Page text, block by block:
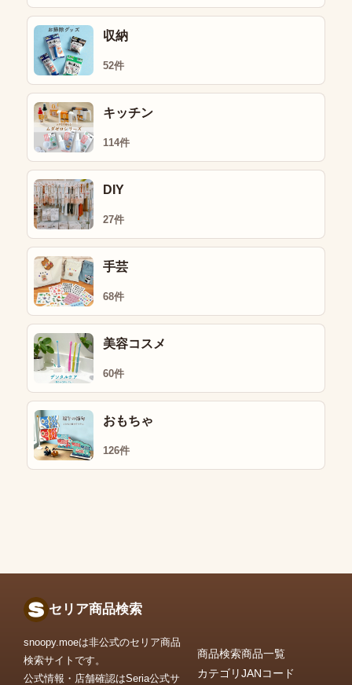
収納
52件
キッチン
114件
DIY
27件
手芸
68件
美容コスメ
60件
おもちゃ
126件
セリア商品検索
snoopy.moeは非公式のセリア商品
検索サイトです。
公式情報・店舗確認はSeria公式サ
商品検索商品一覧
カテゴリJANコード